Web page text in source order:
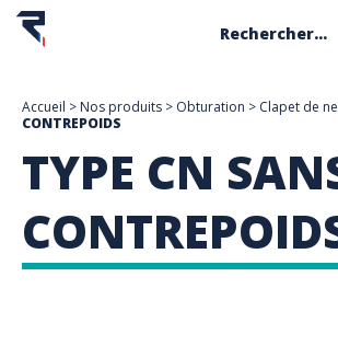
Accueil > Nos produits > Obturation > Clapet de
CONTREPOIDS
TYPE CN